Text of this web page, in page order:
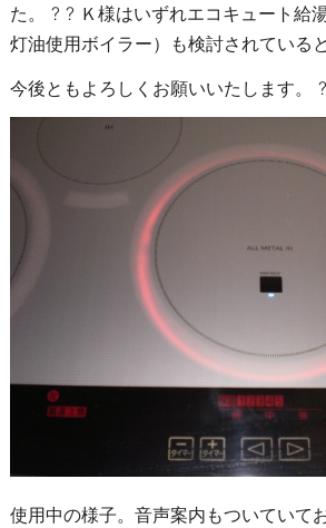
た。 ? ? Ｋ様はいずれエコキュート給
灯油使用ボイラー）も検討されている
今後ともよろしくお願いいたします。 ?
使用中の様子。音声案内もついていて